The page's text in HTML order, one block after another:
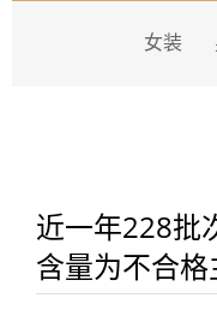
女装
近一年228批
含量为不合格